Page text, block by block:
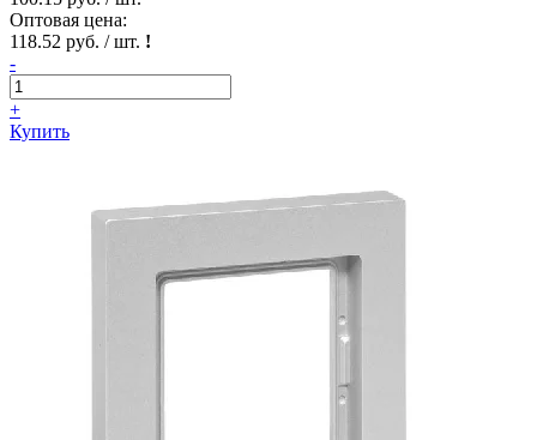
Оптовая цена:
118.52 руб. / шт. !
-
+
Купить